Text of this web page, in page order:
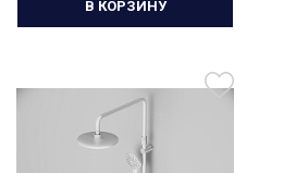
В КОРЗИНУ